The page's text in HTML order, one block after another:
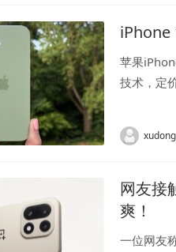
iPhone
苹果
技术，定
xudong
网友接
爽！
一位网友